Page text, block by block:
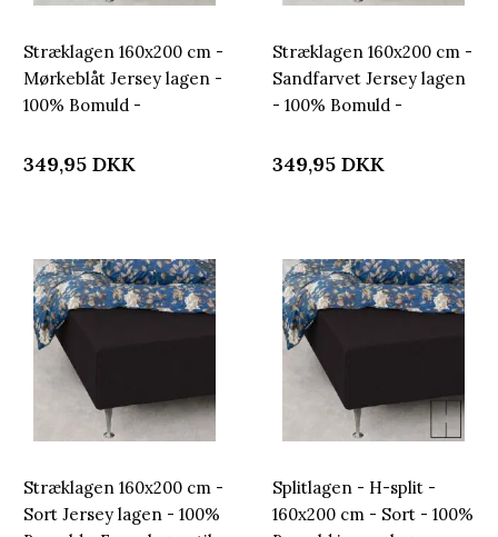
Stræklagen 160x200 cm -
Mørkeblåt Jersey lagen -
100% Bomuld -
349,95 DKK
Stræklagen 160x200 cm -
Sandfarvet Jersey lagen
- 100% Bomuld -
349,95 DKK
Stræklagen 160x200 cm -
Sort Jersey lagen - 100%
Splitlagen - H-split -
160x200 cm - Sort - 100%